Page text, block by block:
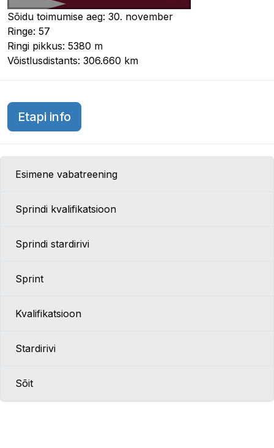
Sõidu toimumise aeg: 30. november
Ringe: 57
Ringi pikkus: 5380 m
Võistlusdistants: 306.660 km
Etapi infoKatari GP 2025
Esimene vabatreening
Sprindi kvalifikatsioon
Sprindi stardirivi
Sprint
Kvalifikatsioon
Stardirivi
Sõit